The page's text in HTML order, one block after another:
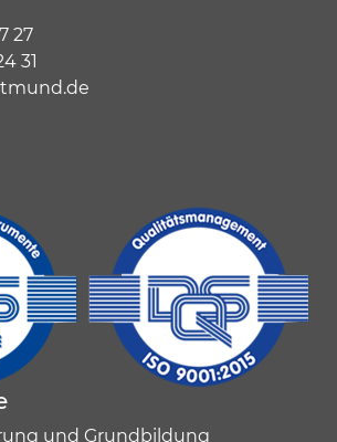
27
31
und Grundbildung